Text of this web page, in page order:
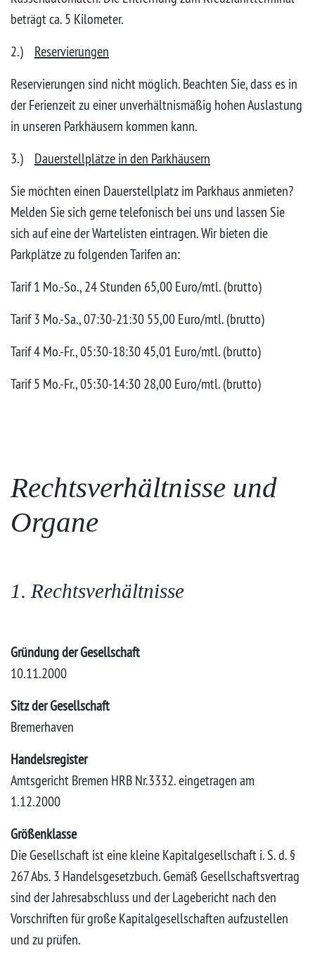
beträgt ca. 5 Kilometer.
2.) Reservierungen
Reservierungen sind nicht möglich. Beachten Sie, dass es in
der Ferienzeit zu einer unverhältnismäßig hohen Auslastung
in unseren Parkhäusern kommen kann.
3.) Dauerstellplätze in den Parkhäusern
Sie möchten einen Dauerstellplatz im Parkhaus anmieten?
Melden Sie sich gerne telefonisch bei uns und lassen Sie
sich auf eine der Wartelisten eintragen. Wir bieten die
Parkplätze zu folgenden Tarifen an:
Tarif 1 Mo.-So., 24 Stunden 65,00 Euro/mtl. (brutto)
Tarif 3 Mo.-Sa., 07:30-21:30 55,00 Euro/mtl. (brutto)
Tarif 4 Mo.-Fr., 05:30-18:30 45,01 Euro/mtl. (brutto)
Tarif 5 Mo.-Fr., 05:30-14:30 28,00 Euro/mtl. (brutto)
Rechtsverhältnisse und
Organe
1. Rechtsverhältnisse
Gründung der Gesellschaft
10.11.2000
Sitz der Gesellschaft
Bremerhaven
Handelsregister
Amtsgericht Bremen HRB Nr.3332. eingetragen am
1.12.2000
Größenklasse
Die Gesellschaft ist eine kleine Kapitalgesellschaft i. S. d. §
267 Abs. 3 Handelsgesetzbuch. Gemäß Gesellschaftsvertrag
sind der Jahresabschluss und der Lagebericht nach den
Vorschriften für große Kapitalgesellschaften aufzustellen
und zu prüfen.